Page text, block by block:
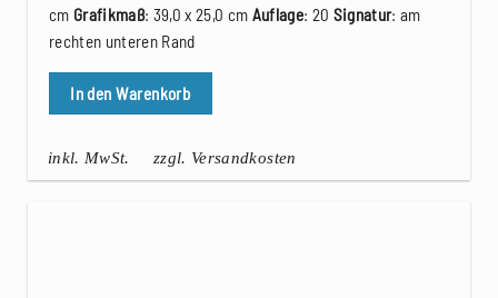
cm Grafikmaß: 39,0 x 25,0 cm Auflage: 20 Signatur: am
rechten unteren Rand
In den Warenkorb
inkl. MwSt. zzgl. Versandkosten